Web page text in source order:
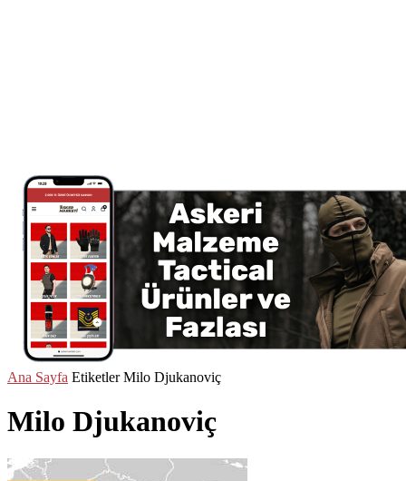
Ana Sayfa Etiketler Milo Djukanoviç
Milo Djukanoviç